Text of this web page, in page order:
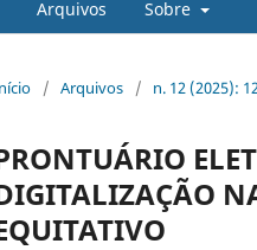
Arquivos Sobre
/ Arquivos / n. 12 (2025):